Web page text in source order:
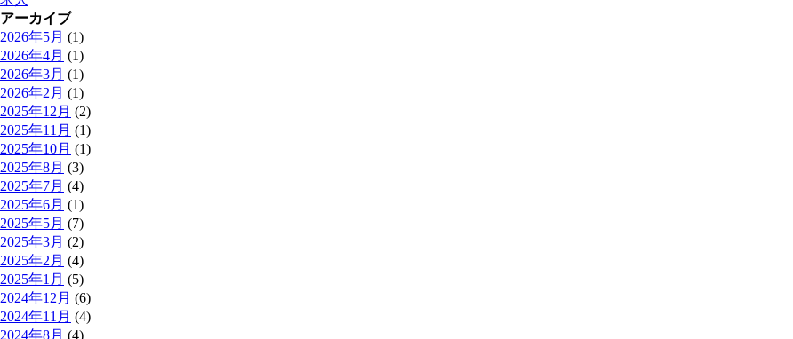
アーカイブ
2026年5月 (1)
2026年4月 (1)
2026年3月 (1)
2026年2月 (1)
2025年12月 (2)
2025年11月 (1)
2025年10月 (1)
2025年8月 (3)
2025年7月 (4)
2025年6月 (1)
2025年5月 (7)
2025年3月 (2)
2025年2月 (4)
2025年1月 (5)
2024年12月 (6)
2024年11月 (4)
2024年8月 (4)